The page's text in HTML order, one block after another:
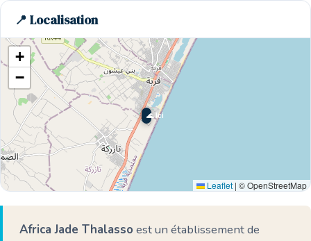
📍 Localisation
🌊 Ici
+
−
Leaflet | © OpenStreetMap
Africa Jade Thalasso est un établissement de